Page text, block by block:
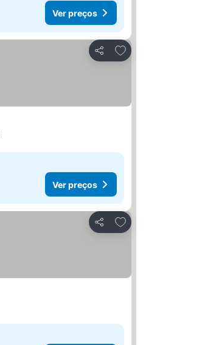
Ver preços
Partilhar
Adicionar aos favoritos
Ver preços
Partilhar
Adicionar aos favoritos